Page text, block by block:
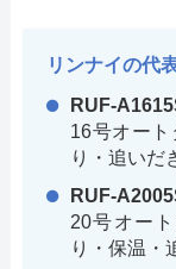
リンナイの代
RUF-
16号オー
り・追いだ
RUF-
20号オー
り・保温・